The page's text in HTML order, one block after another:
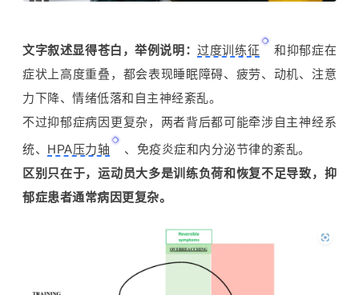
文字叙述显得苍白，举例说明：过度训练征 和抑郁症在
症状上高度重叠，都会表现睡眠障碍、疲劳、动机、注意
力下降、情绪低落和自主神经紊乱。
不过抑郁症病因更复杂，两者背后都可能牵涉自主神经系
统、 HPA压力轴
、免疫炎症和内分泌节律的紊乱。
区别只在于，运动员大多是训练负荷和恢复不足导致，抑
郁症患者通常病因更复杂。